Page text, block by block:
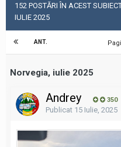
152 POSTĂRI ÎN ACEST
IULIE 2025
ANT.
Norvegia, iulie 2025
Andrey 350
Publicat 15 Iulie, 2025